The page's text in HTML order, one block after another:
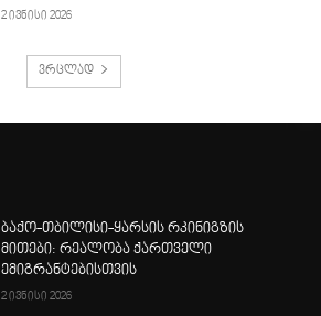
2 ივნისი 2026
ვრცლად
ბაქო-თბილისი-ყარსის რკინიგზის
მითები: რეალობა ქართველი
ემიგრანტებისთვის
2 ივნისი 2026